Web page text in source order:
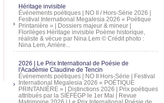
Héritage invisible
Événements poétiques | NO II / Hors-Série 2026 |
Festival International Megalesia 2026 « Poétique
Printanière » | Dossiers majeur & mineur |
Florilèges Héritage invisible Poème historique,
réaliste & vécue par Nina Lem © Crédit photo :
Nina Lem, Arrière...
2026 | Le Prix International de Poésie de
l'Académie Claudine de Tencin
Événements poétiques | NO II Hors-Série | Festival
International Megalesia 2026 « POÉTIQUE
PRINTANIÈRE » | Distinctions 2026 | Prix poétiques
attribués par la SIÉFÉGP le 1er Mai | Revue